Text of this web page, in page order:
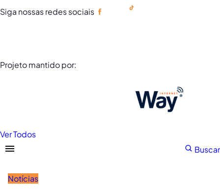
Siga nossas redes sociais
Projeto mantido por:
Ver Todos
Buscar
Notícias